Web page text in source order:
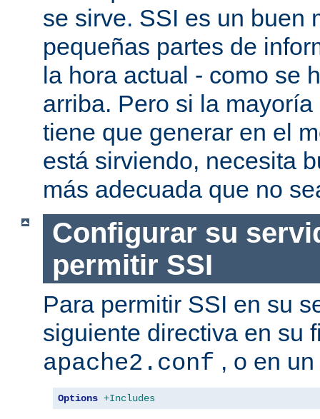
se sirve. SSI es un buen
pequeñas partes de
la hora actual - como se
arriba. Pero si la
tiene que generar en el
está sirviendo, necesita
más adecuada que no
Configurar su
permitir SSI
Para permitir SSI en su
siguiente directiva en su
apache2.conf , o en
Options +Includes